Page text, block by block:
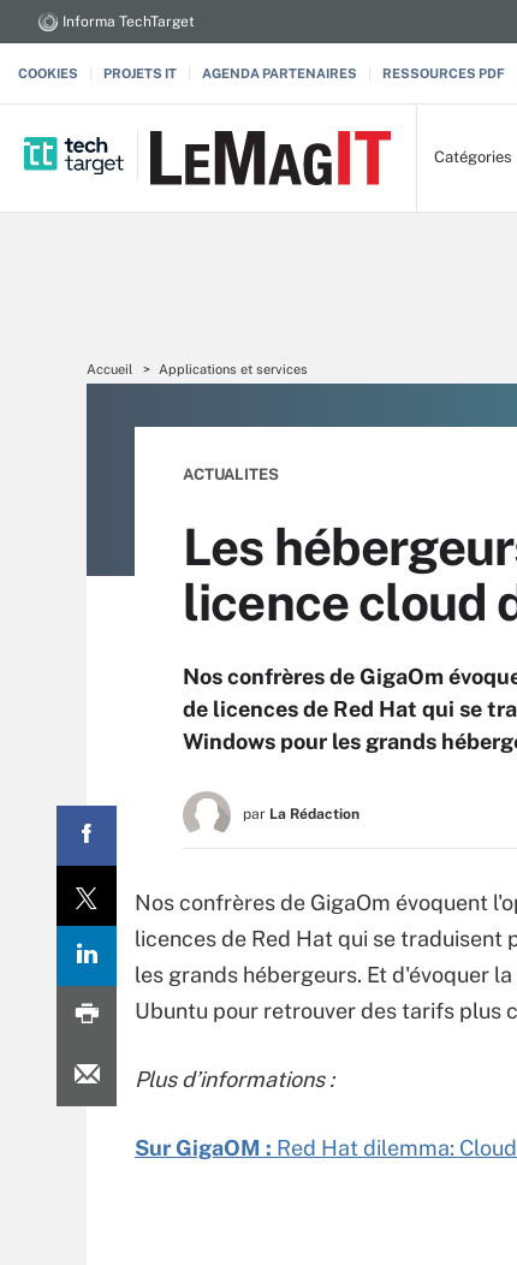
Informa TechTarget
COOKIES PROJETS IT AGENDA PARTENAIRES RESSOURCES PDF
Catégories
Accueil Applications et services
ACTUALITES
Les
licence cloud
Nos confrères de GigaOm
de licences de Red Hat qui se
Windows pour les grands
par La Rédaction
Nos confrères de GigaOm évoquent
licences de Red Hat qui se traduisent
les grands hébergeurs. Et d'évoquer
Ubuntu pour retrouver des tarifs plus
Plus d’informations :
Sur GigaOM : Red Hat dilemma: